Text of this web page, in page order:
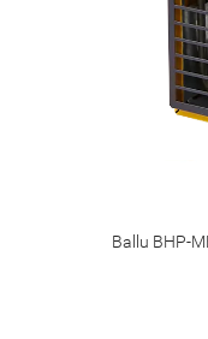
Ballu BHP-